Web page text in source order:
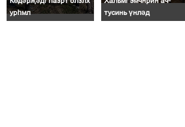
урһмл
тусинь үнләд